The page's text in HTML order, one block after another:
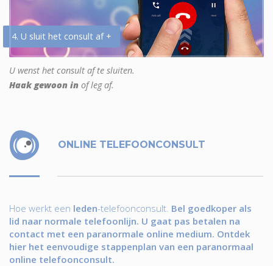
4. U sluit het consult af +
U wenst het consult af te sluiten.
Haak gewoon in of leg af.
ONLINE TELEFOONCONSULT
Hoe werkt een leden-telefoonconsult. Bel goedkoper als
lid naar normale telefoonlijn. U gaat pas betalen na
contact met een paranormale online medium. Ontdek
hier het eenvoudige stappenplan van een paranormaal
online telefoonconsult.